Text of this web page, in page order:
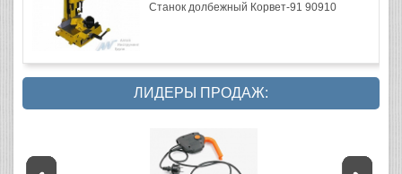
Станок долбежный Корвет-91 90910
ЛИДЕРЫ ПРОДАЖ: